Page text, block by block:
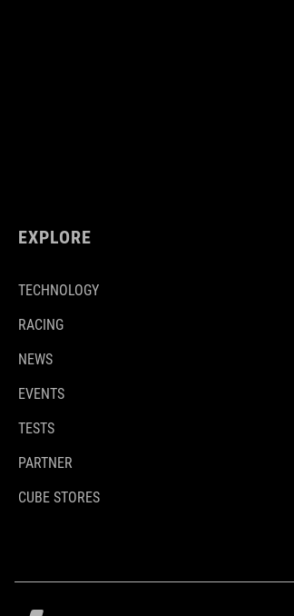
EXPLORE
TECHNOLOGY
RACING
NEWS
EVENTS
TESTS
PARTNER
CUBE STORES